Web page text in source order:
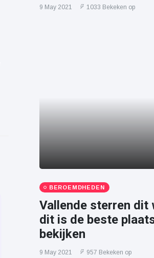
9 May 2021 1033 Bekeken op
BEROEMDHEDEN
Vallende sterren dit
dit is de beste
bekijken
9 May 2021 957 Bekeken op